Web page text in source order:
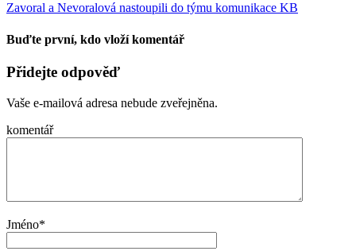
Zavoral a Nevoralová nastoupili do týmu komunikace KB
Buďte první, kdo vloží komentář
Přidejte odpověď
Vaše e-mailová adresa nebude zveřejněna.
komentář
Jméno*